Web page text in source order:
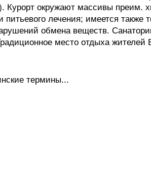
Курорт окружают массивы
лечения; имеется также
обмена веществ.
место отдыха жителей
термины...